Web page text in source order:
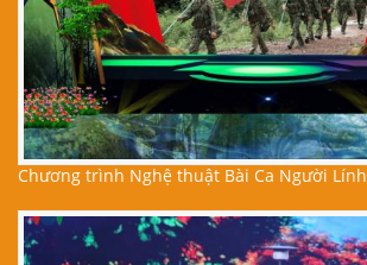
Chương trình Nghệ thuật Bài Ca Người Lính